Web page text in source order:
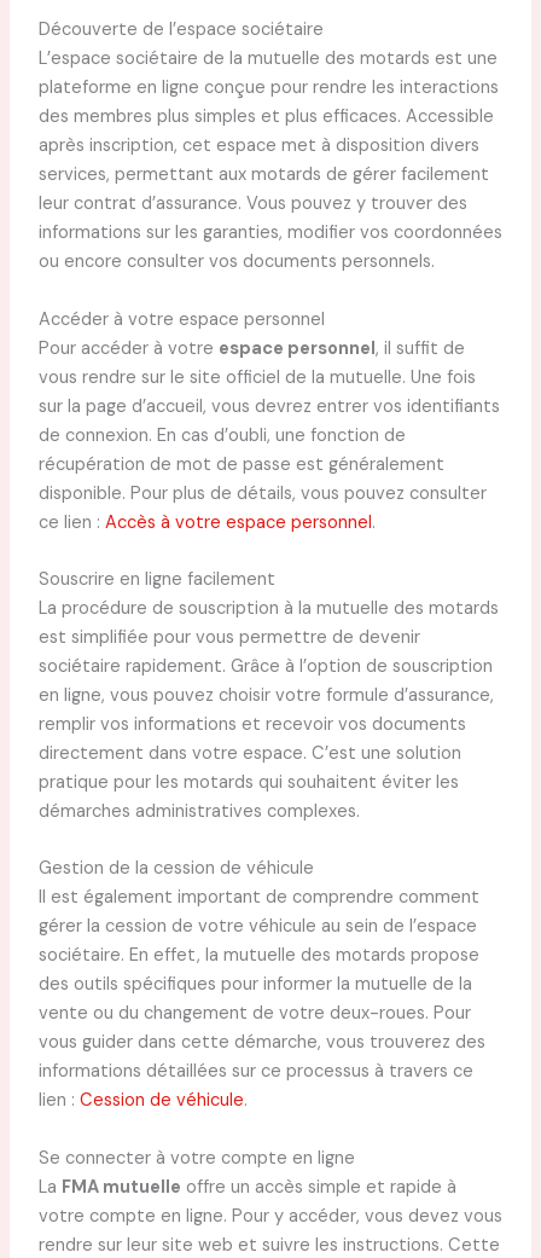
Découverte de l’espace sociétaire
L’espace sociétaire de la mutuelle des motards est une
plateforme en ligne conçue pour rendre les interactions
des membres plus simples et plus efficaces. Accessible
après inscription, cet espace met à disposition divers
services, permettant aux motards de gérer facilement
leur contrat d’assurance. Vous pouvez y trouver des
informations sur les garanties, modifier vos coordonnées
ou encore consulter vos documents personnels.
Accéder à votre espace personnel
Pour accéder à votre espace personnel, il suffit de
vous rendre sur le site officiel de la mutuelle. Une fois
sur la page d’accueil, vous devrez entrer vos identifiants
de connexion. En cas d’oubli, une fonction de
récupération de mot de passe est généralement
disponible. Pour plus de détails, vous pouvez consulter
ce lien : Accès à votre espace personnel.
Souscrire en ligne facilement
La procédure de souscription à la mutuelle des motards
est simplifiée pour vous permettre de devenir
sociétaire rapidement. Grâce à l’option de souscription
en ligne, vous pouvez choisir votre formule d’assurance,
remplir vos informations et recevoir vos documents
directement dans votre espace. C’est une solution
pratique pour les motards qui souhaitent éviter les
démarches administratives complexes.
Gestion de la cession de véhicule
Il est également important de comprendre comment
gérer la cession de votre véhicule au sein de l’espace
sociétaire. En effet, la mutuelle des motards propose
des outils spécifiques pour informer la mutuelle de la
vente ou du changement de votre deux-roues. Pour
vous guider dans cette démarche, vous trouverez des
informations détaillées sur ce processus à travers ce
lien : Cession de véhicule.
Se connecter à votre compte en ligne
La FMA mutuelle offre un accès simple et rapide à
votre compte en ligne. Pour y accéder, vous devez vous
rendre sur leur site web et suivre les instructions. Cette